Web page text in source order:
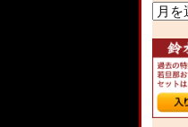
ア
ー
カ
イ
ブ